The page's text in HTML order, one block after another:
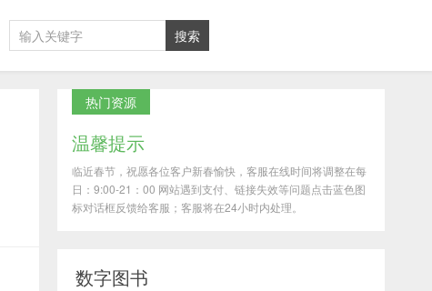
热门资源
温馨提示
临近春节，祝愿各位客户新春愉快，客服在线时间将调整在每
日：9:00-21：00 网站遇到支付、链接失效等问题点击蓝色图
标对话框反馈给客服；客服将在24小时内处理。
数字图书